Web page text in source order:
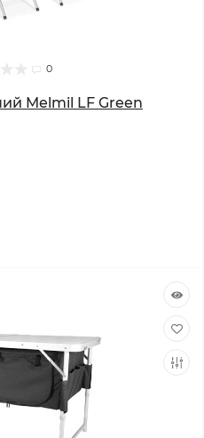
0
Melmil LF Green